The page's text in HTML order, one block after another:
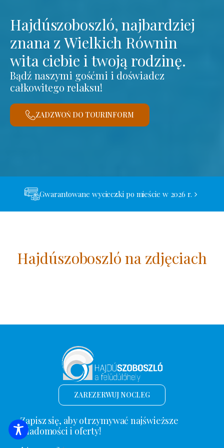
Hajdúszoboszló, najbardziej
znana z Wielkich Równin
wita ciebie i twoją rodzinę.
Bądź naszymi gośćmi i doświadcz
całkowitego relaksu!
ZADZWOŃ DO TOURINFORM
Gwarantowane wycieczki po mieście w 2026 r.
Hajdúszoboszló na zdjęciach
WYSZUKIWANIE ZAKWATEROWANIA
ZAREZERWUJ NOCLEG
Zapisz się, aby otrzymywać najświeższe
wiadomości i oferty!